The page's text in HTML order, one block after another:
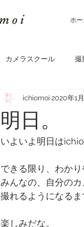
ホー
カメラスクール 撮
明日。
ichiomoi 2020年1
いよいよ明日は
できる限り、わか
みんなの、自分の
撮れるようになる
楽しみだな。